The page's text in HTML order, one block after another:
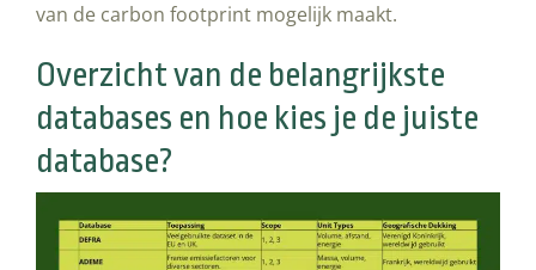
van de carbon footprint mogelijk maakt.
Overzicht van de belangrijkste
databases en hoe kies je de juiste
database?